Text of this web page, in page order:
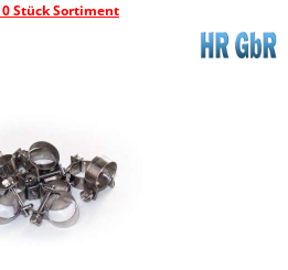
Stück Sortiment